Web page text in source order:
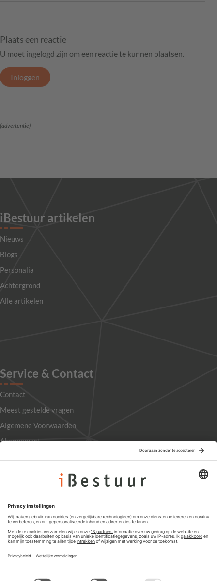
Plaats een reactie
U moet ingelogd zijn om een reactie te kunnen plaatsen.
Inloggen
(advertentie)
iBestuur artikelen
Nieuws
Blogs
Personalia
Achtergrond
Alle artikelen
Service & Contact
Contact
Meest gestelde vragen
Algemene Voorwaarden
Abonnement
Privacyinstellingen